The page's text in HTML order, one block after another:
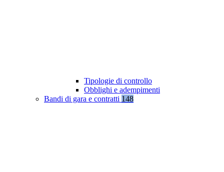
Tipologie di controllo
Obblighi e adempimenti
Bandi di gara e contratti 148